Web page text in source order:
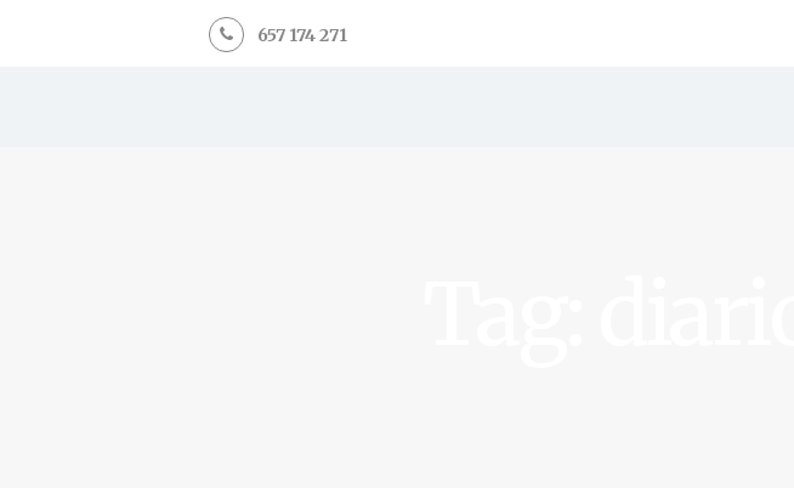
657 174 271